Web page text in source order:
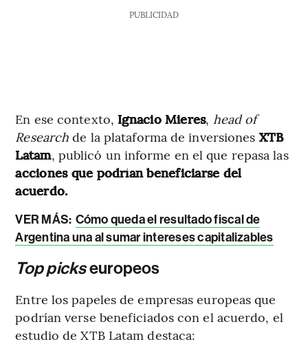
PUBLICIDAD
En ese contexto, Ignacio Mieres, head of
Research de la plataforma de inversiones XTB
Latam, publicó un informe en el que repasa las
acciones que podrían beneficiarse del
acuerdo.
VER MÁS: Cómo queda el resultado fiscal de
Argentina una al sumar intereses capitalizables
Top pickseuropeos
Entre los papeles de empresas europeas que
podrían verse beneficiados con el acuerdo, el
estudio de XTB Latam destaca: